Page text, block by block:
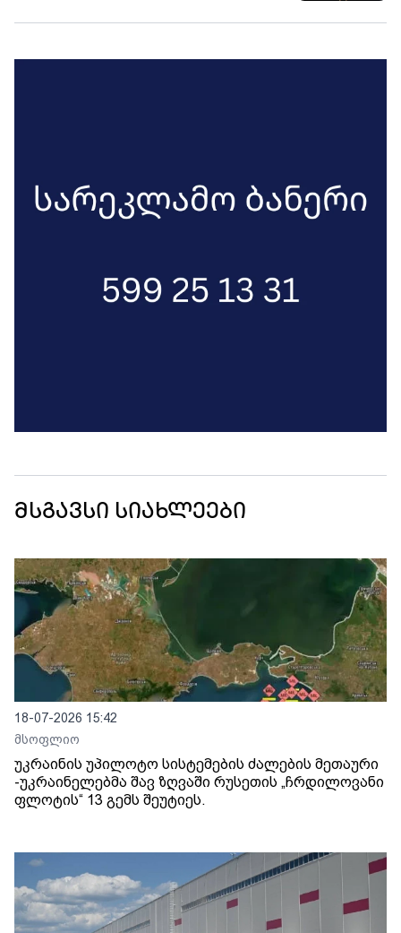
მსგავსი სიახლეები
18-07-2026 15:42
მსოფლიო
უკრაინის უპილოტო სისტემების ძალების მეთაური
-უკრაინელებმა შავ ზღვაში რუსეთის „ჩრდილოვანი
ფლოტის“ 13 გემს შეუტიეს.